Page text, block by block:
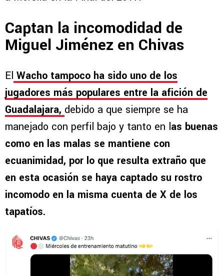
Captan la incomodidad de
Miguel Jiménez en Chivas
El Wacho tampoco ha sido uno de los
jugadores más populares entre la afición de
Guadalajara, debido a que siempre se ha
manejado con perfil bajo y tanto en las buenas
como en las malas se mantiene con
ecuanimidad, por lo que resulta extraño que
en esta ocasión se haya captado su rostro
incomodo en la misma cuenta de X de los
tapatíos.